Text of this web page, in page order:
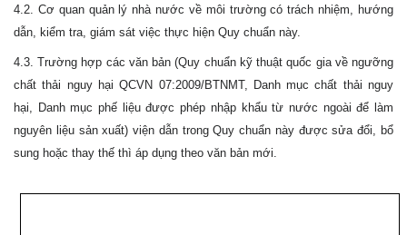
4.2. Cơ quan quản lý nhà nước về môi trường có trách nhiệm, hướng
dẫn, kiểm tra, giám sát việc thực hiện Quy chuẩn này.
4.3. Trường hợp các văn bản (Quy chuẩn kỹ thuật quốc gia về ngưỡng
chất thải nguy hại QCVN 07:2009/BTNMT, Danh mục chất thải nguy
hại, Danh mục phế liệu được phép nhập khẩu từ nước ngoài để làm
nguyên liệu sản xuất) viện dẫn trong Quy chuẩn này được sửa đổi, bổ
sung hoặc thay thế thì áp dụng theo văn bản mới.